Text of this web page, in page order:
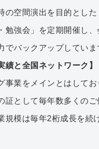
の空間演出を目的とした
勉強会」を定期開催し
でバックアップしていま
績と全国ネットワーク】
事業をメインとはしてお
証として毎年数多くのご
規模は毎年2桁成長を続